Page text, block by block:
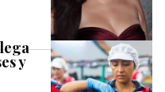
y